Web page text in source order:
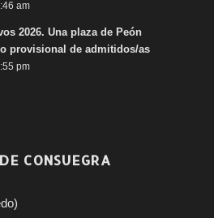
am
2026. Una plaza de Peón
provisional de admitidos/as
pm
CONSUEGRA